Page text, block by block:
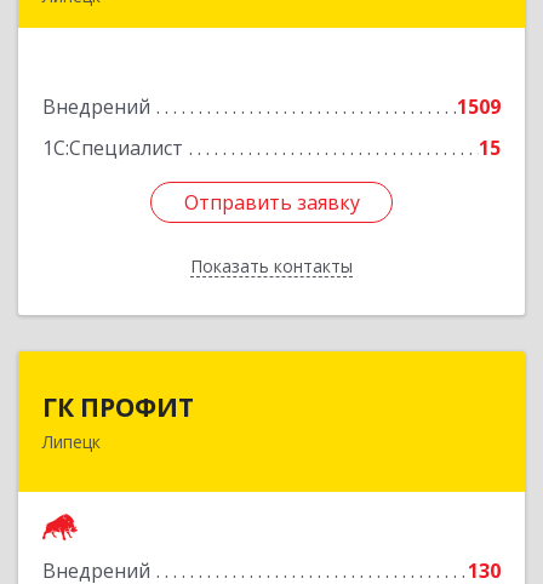
Внедрений
1509
1С:Специалист
15
Отправить заявку
Показать контакты
Подробнее
Отправить заявку
Назад
ГК ПРОФИТ
Липецк
Внедрений
130
398001, Липецкая обл, Липецк г, Советская ул,